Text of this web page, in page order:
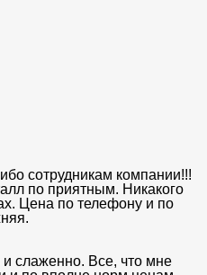
сотрудникам компании!!!
по приятным. Никакого
Цена по телефону и по
слаженно. Все, что мне